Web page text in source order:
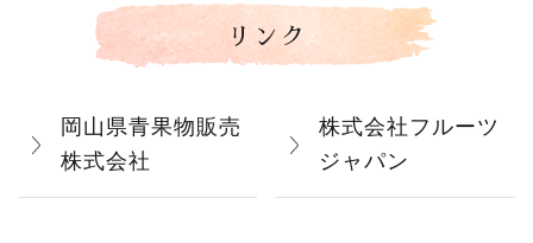
リンク
岡山県青果物販売
株式会社
株式会社フルーツ
ジャパン